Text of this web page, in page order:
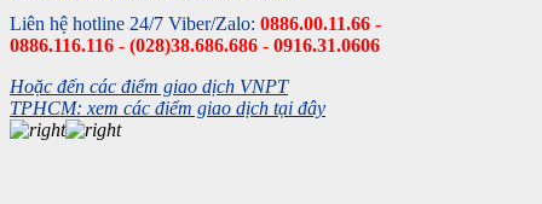
Liên hệ hotline 24/7 Viber/Zalo: 0886.00.11.66 -
0886.116.116 - (028)38.686.686 - 0916.31.0606
Hoặc đến các điểm giao dịch VNPT
TPHCM: xem các điểm giao dịch tại đây